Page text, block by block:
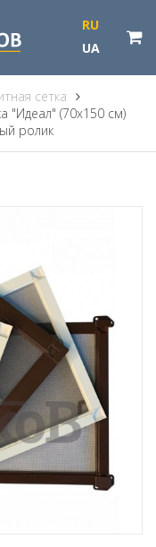
RU
UA
сетка
"Идеал" (70х150 см)
ролик